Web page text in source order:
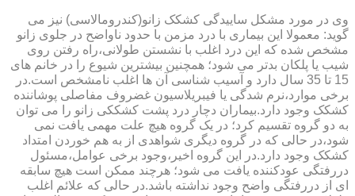
وی در مورد مشکل ساییدگی کشکک زانو(کندرومالاسی) نیز می
گوید: معمولا این بیماری با درد مزمن با حدود ناواضح در جلوی زانو
مشخص شده که این درد اغلب با نشستن طولانی،راه رفتن روی
شیب یا پلکان بدتر می شود؛ همچنین بیشترین شیوع را در خانم های
15 تا 35 سال دارد و آسیب شناسی آن ها اغلب نامشخص است.در
برخی موارد،نرم شدگی یا فیبریلاسیون غضروف مفاصلی پوشاننده
کشکک وجود دارد.بیماران دچار درد پشت کشککی زانو را می توان
به دو گروه تقسیم کرد؛ در یک گروه هیچ علت مهمی یافت نمی
شود،در حالی که در گروه دیگری شواهدی از به هم خوردن امتداد
کشکک وجود دارد.در این گروه اخیر،وجود برخی عوامل،مسئول
دررفتگی عودکننده یافت می شود؛ هرچند ممکن است هیچ سابقه
ای از دررفتگی واضح وجود نداشته باشد.در حالی که علائم اغلب